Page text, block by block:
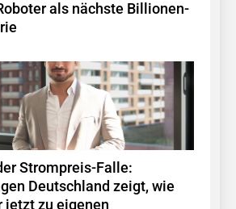
als nächste Billionen-
Strompreis-Falle:
Deutschland zeigt, wie
jetzt zu eigenen